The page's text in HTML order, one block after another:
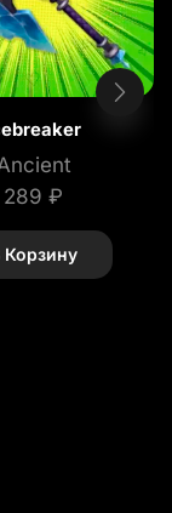
289 ₽
Корзину